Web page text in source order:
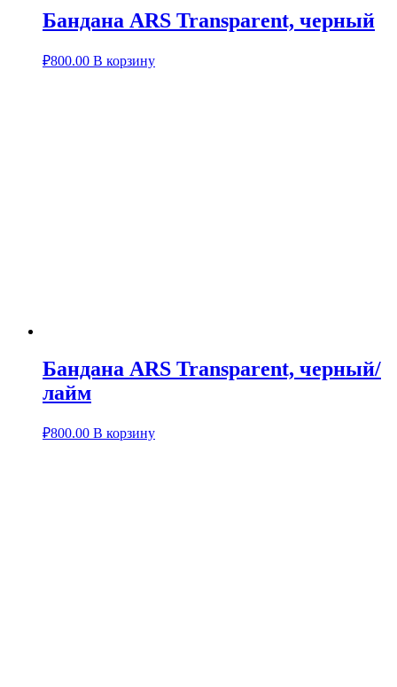
Бандана ARS Transparent, черный
₽800.00 В корзину
Бандана ARS Transparent, черный/
лайм
₽800.00 В корзину